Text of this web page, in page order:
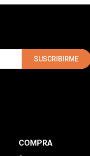
COMPRA
SUSCRIBIRME